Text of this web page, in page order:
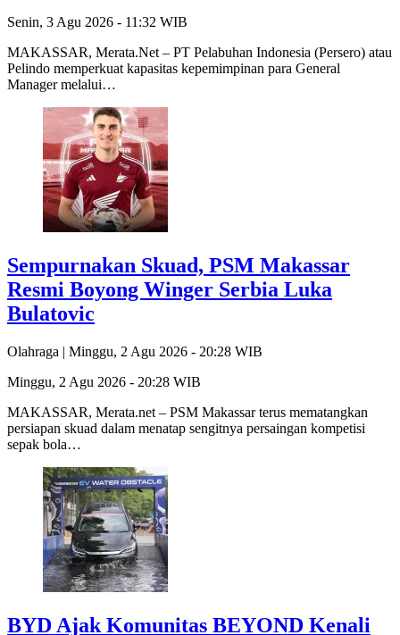
Senin, 3 Agu 2026 - 11:32 WIB
MAKASSAR, Merata.Net – PT Pelabuhan Indonesia (Persero) atau
Pelindo memperkuat kapasitas kepemimpinan para General
Manager melalui…
Sempurnakan Skuad, PSM Makassar
Resmi Boyong Winger Serbia Luka
Bulatovic
Olahraga | Minggu, 2 Agu 2026 - 20:28 WIB
Minggu, 2 Agu 2026 - 20:28 WIB
MAKASSAR, Merata.net – PSM Makassar terus mematangkan
persiapan skuad dalam menatap sengitnya persaingan kompetisi
sepak bola…
BYD Ajak Komunitas BEYOND Kenali